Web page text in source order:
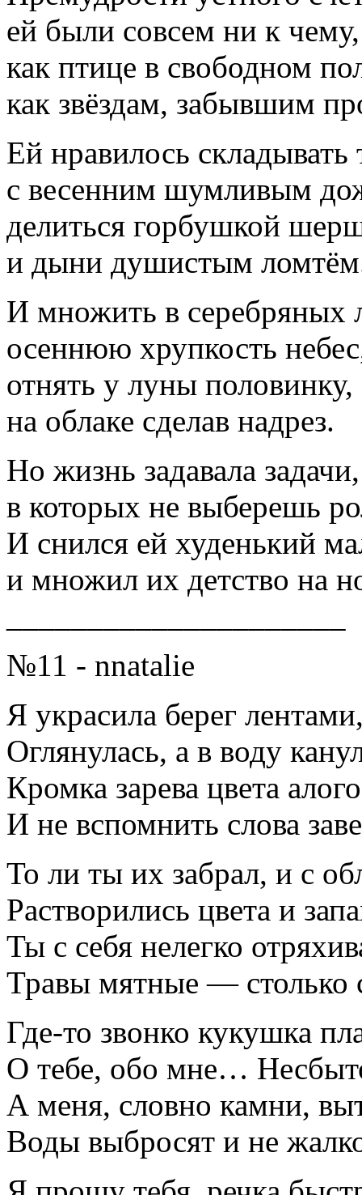
ей были совсем ни к чему,
как птице в свободном
как звёздам, забывшим
Ей нравилось складывать
с весенним шумливым
делиться горбушкой
и дыни душистым
И множить в серебряных
осеннюю хрупкость
отнять у луны половинку,
на облаке сделав надрез.
Но жизнь задавала задачи,
в которых не выберешь
И снился ей худенький
и множил их детство на
№11 - nnatalie
Я украсила берег
Оглянулась, а в воду
Кромка зарева цвета
И не вспомнить слова
То ли ты их забрал, и с
Растворились цвета и
Ты с себя нелегко
Травы мятные — столько
Где-то звонко кукушка
О тебе, обо мне…
А меня, словно камни,
Воды выбросят и не